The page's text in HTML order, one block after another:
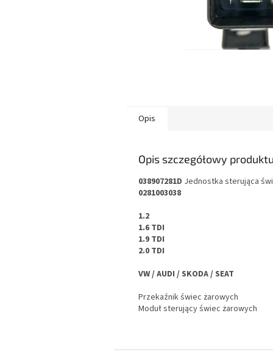
Opis
Opis szczegółowy
038907281D Jednostka sterująca
0281003038
1.2
1.6 TDI
1.9 TDI
2.0 TDI
VW / AUDI / SKODA / SEAT
Przekaźnik świec żarowych
Moduł sterujący świec żarowych